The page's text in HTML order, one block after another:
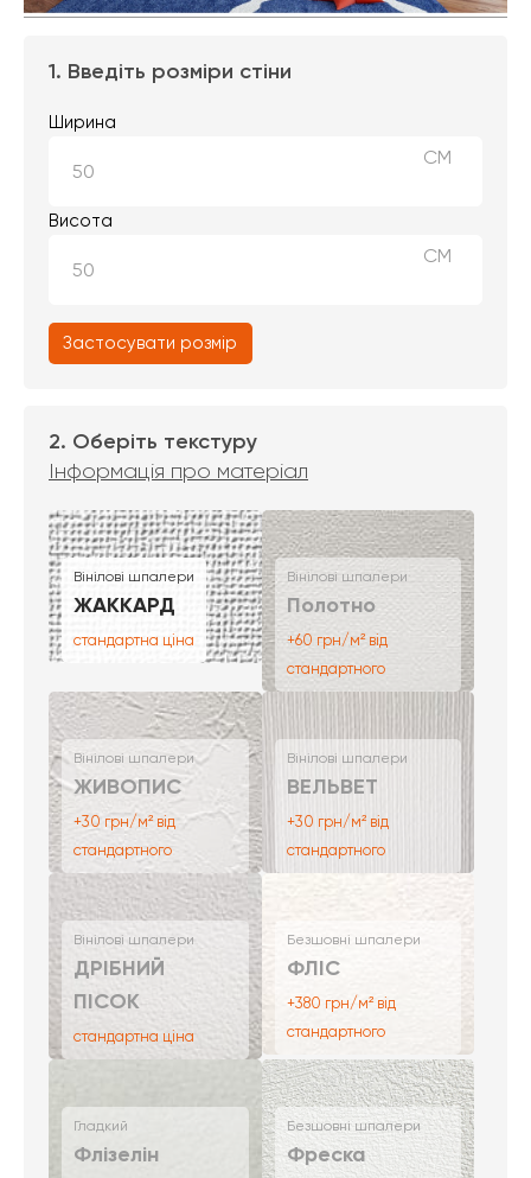
1. Введіть розміри стіни
Ширина
СМ
Висота
СМ
Застосувати розмір
2. Оберіть текстуру
Інформація про матеріал
Вінілові шпалери
ЖАККАРД
стандартна ціна
Вінілові шпалери
Полотно
+60 грн/м² від
стандартного
Вінілові шпалери
ЖИВОПИС
+30 грн/м² від
стандартного
Вінілові шпалери
ВЕЛЬВЕТ
+30 грн/м² від
стандартного
Вінілові шпалери
ДРІБНИЙ
ПІСОК
стандартна ціна
Безшовні шпалери
ФЛІС
+380 грн/м² від
стандартного
Гладкий
Флізелін
Безшовні шпалери
Фреска